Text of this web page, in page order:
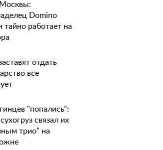
Domino
работает на
отдать
все
"попались":
связал их
трио" на